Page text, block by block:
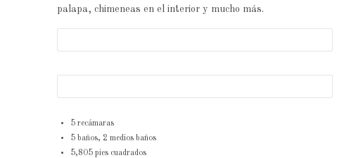
palapa, chimeneas en el interior y mucho más.
5 recámaras
5 baños, 2 medios baños
5,805 pies cuadrados